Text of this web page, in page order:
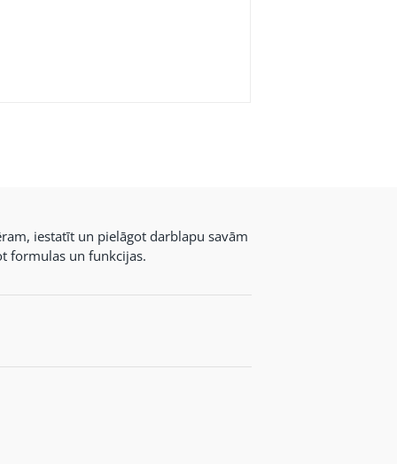
iestatīt un pielāgot darblapu savām
formulas un funkcijas.